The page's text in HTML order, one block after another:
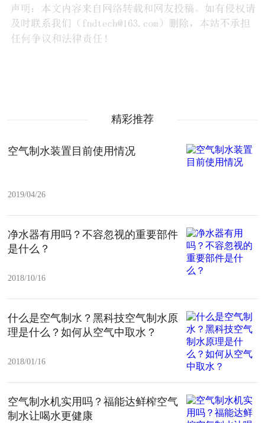
精彩推荐
空气制水装置目前使用情况
2019/04/26
净水器有用吗？不容忽视的重要部件
是什么？
2018/10/16
什么是空气制水？黑科技空气制水原
理是什么？如何从空气中取水？
2018/01/16
空气制水机实用吗？福能达鲜榨空气
制水让喝水更健康